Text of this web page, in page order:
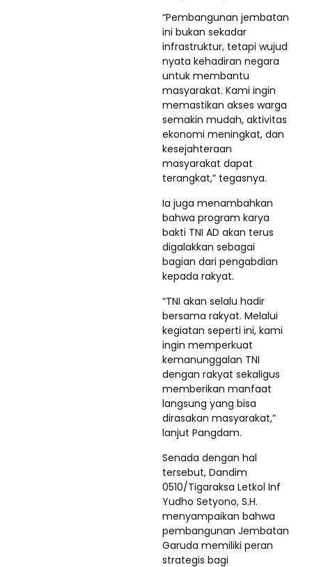
“Pembangunan jembatan
ini bukan sekadar
infrastruktur, tetapi wujud
nyata kehadiran negara
untuk membantu
masyarakat. Kami ingin
memastikan akses warga
semakin mudah, aktivitas
ekonomi meningkat, dan
kesejahteraan
masyarakat dapat
terangkat,” tegasnya.
Ia juga menambahkan
bahwa program karya
bakti TNI AD akan terus
digalakkan sebagai
bagian dari pengabdian
kepada rakyat.
“TNI akan selalu hadir
bersama rakyat. Melalui
kegiatan seperti ini, kami
ingin memperkuat
kemanunggalan TNI
dengan rakyat sekaligus
memberikan manfaat
langsung yang bisa
dirasakan masyarakat,”
lanjut Pangdam.
Senada dengan hal
tersebut, Dandim
0510/Tigaraksa Letkol Inf
Yudho Setyono, S.H.
menyampaikan bahwa
pembangunan Jembatan
Garuda memiliki peran
strategis bagi